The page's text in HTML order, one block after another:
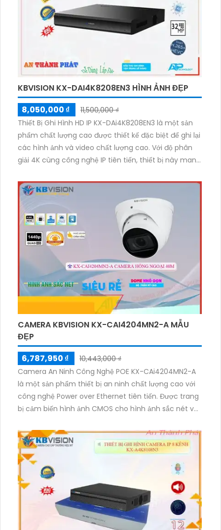
KBVISION KX-DAI4K8208EN3 HÌNH ẢNH ĐẸP
8,050,000 ₫
11,500,000 ₫
Thiết Bị Ghi Hình HD IP KX-DAi4K8208EN3 là một sản
phẩm chất lượng cao được thiết kế đặc biệt để ghi lại
các hình ảnh và video chất lượng cao. Với độ phân
giải 4K cùng công nghệ IP tiên tiến, thiết bị này mang
được trang bị các tính năng như chụp ảnh liên tục,
ghi âm, đèn hồng ngoại giúp quan sát vào ban đêm
và khả năng kết nối mạng linh hoạt thông qua cổng
Ethernet. Sản phẩm này rất lý tưởng để sử dụng trong
các hệ thống giám sát an ninh, nơi cần ghi lại các sự
kiện chính xác và chi tiết.
CAMERA KBVISION KX-CAI4204MN2-A MẪU
ĐẸP
6,787,950 ₫
10,443,000 ₫
Camera An Ninh Công Nghệ POE KX-CAi4204MN2-A
là một sản phẩm thiết bị an ninh chất lượng cao với
công nghệ Power over Ethernet tiên tiến. Được trang
bị cảm biến hình ảnh CMOS cho hình ảnh sắc nét và
ban đêm với chế độ hồng ngoại thông minh, giúp
nhận diện đối tượng ở khoảng cách xa. Với tính năng
chống thấm nước và chịu được ánh sáng mặt trời,
Camera An Ninh Công Nghệ POE KX-CAi4204MN2-A
là sự lựa chọn tuyệt vời cho việc giám sát an ninh kết
hợp với hệ thống mạng.